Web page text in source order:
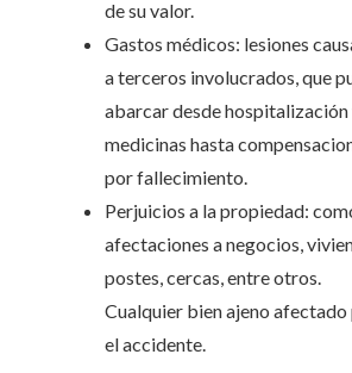
de su valor.
Gastos médicos: lesiones
a terceros involucrados, que
abarcar desde hospitalización
medicinas hasta
por fallecimiento.
Perjuicios a la propiedad:
afectaciones a negocios,
postes, cercas, entre otros.
Cualquier bien ajeno afectado
el accidente.